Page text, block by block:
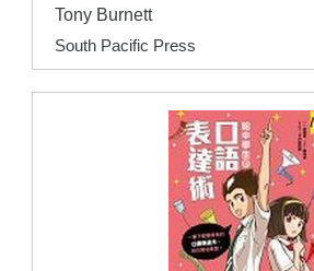
Tony Burnett
South Pacific Press